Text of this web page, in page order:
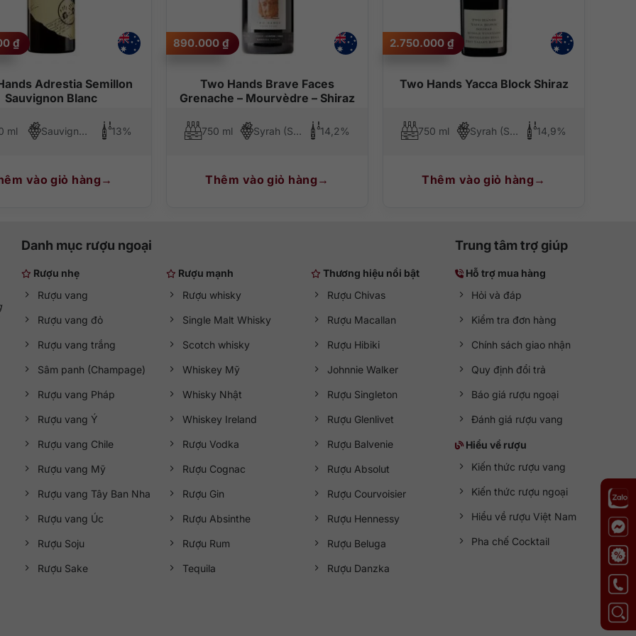
ngụm. Vang mang đến một nốt hương sáng tạo, khiến người uống cảm thấy đê mê vô cùng.
độ C, các món ăn phù hợp nhất cũng khá đa dạng như thịt bò, thịt cừu, đùi heo muối, phô mai cứng hoặc các món hải sản
Adrestia Semillon
Sauvignon Blanc
₫
ml Sauvignon Blanc, Semillon 13%
vào giỏ hàng
Two Hands Brave Faces
Grenache – Mourvèdre – Shiraz
890.000 ₫
750 ml Syrah (Shiraz), Grenache, Mourvedre 14,2%
Thêm vào giỏ hàng
Two Hands Yacca Block Shiraz
2.750.000 ₫
750 ml Syrah (Shiraz) 14,9%
Thêm vào giỏ hàng
Danh mục rượu ngoại
Rượu nhẹ
Rượu vang
Rượu vang đỏ
Rượu vang trắng
Sâm panh (Champage)
Rượu vang Pháp
Rượu vang Ý
Rượu vang Chile
Rượu vang Mỹ
Rượu vang Tây Ban Nha
Rượu vang Úc
Rượu Soju
Rượu Sake
Rượu mạnh
Rượu whisky
Single Malt Whisky
Scotch whisky
Whiskey Mỹ
Whisky Nhật
Whiskey Ireland
Rượu Vodka
Rượu Cognac
Rượu Gin
Rượu Absinthe
Rượu Rum
Tequila
Thương hiệu nổi bật
Rượu Chivas
Rượu Macallan
Rượu Hibiki
Johnnie Walker
Rượu Singleton
Rượu Glenlivet
Rượu Balvenie
Rượu Absolut
Rượu Courvoisier
Rượu Hennessy
Rượu Beluga
Rượu Danzka
Trung tâm trợ giúp
Hỗ trợ mua hàng
Hỏi và đáp
Kiểm tra đơn hàng
Chính sách giao nhận
Quy định đổi trả
Báo giá rượu ngoại
Đánh giá rượu vang
Hiểu về rượu
Kiến thức rượu vang
Kiến thức rượu ngoại
Hiểu về rượu Việt Nam
Pha chế Cocktail